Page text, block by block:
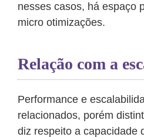
nesses casos, há espaço
micro otimizações.
Relação com a
Performance e
relacionados, porém
diz respeito a capacidade